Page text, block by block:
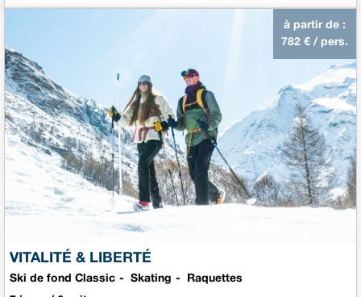
VITALITÉ & LIBERTÉ
Ski de fond Classic Skating Raquettes
à partir de :
782 € / pers.